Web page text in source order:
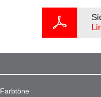
Farbtöne